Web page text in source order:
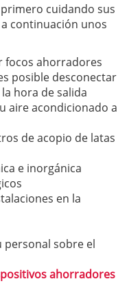
cuidando sus
continuación unos
focos ahorradores
posible desconectar
hora de salida
aire acondicionado a
de acopio de latas
e inorgánica
en la
personal sobre el
ahorradores